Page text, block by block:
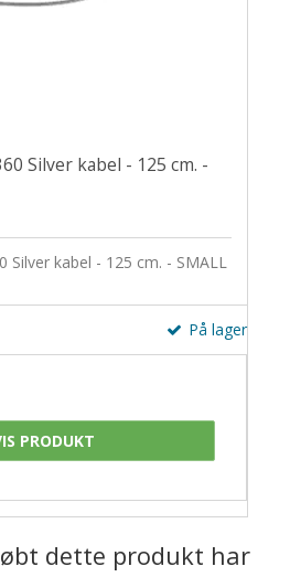
Silver kabel - 125 cm. -
Silver kabel - 125 cm. - SMALL
På lager
PRODUKT
dette produkt har